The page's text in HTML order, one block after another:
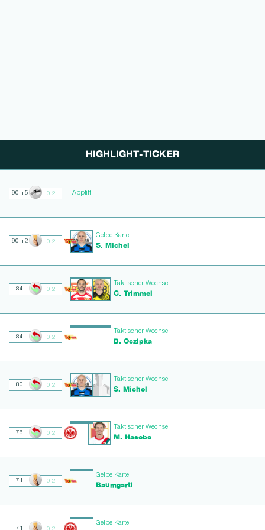
HIGHLIGHT-TICKER
90.+5 0:2 Abpfiff
90.+2 0:2
Gelbe Karte
S. Michel
84. 0:2
Taktischer Wechsel
C. Trimmel
84. 0:2
Taktischer Wechsel
B. Oczipka
80. 0:2
Taktischer Wechsel
S. Michel
76. 0:2
Taktischer Wechsel
M. Hasebe
71. 0:2
Gelbe Karte
Baumgartl
71.
Gelbe Karte